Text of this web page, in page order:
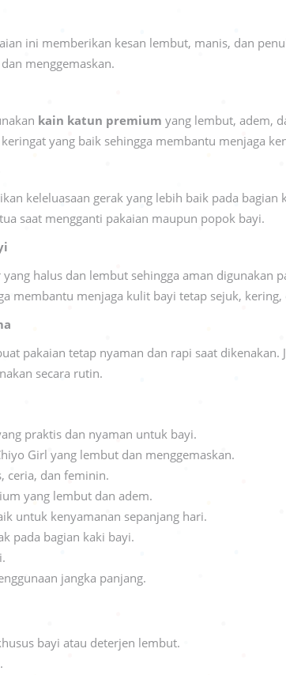
ini memberikan kesan lembut, manis, dan
menggemaskan.
kain katun premium yang lembut, adem,
yang baik sehingga membantu menjaga
keleluasaan gerak yang lebih baik pada
saat mengganti pakaian maupun popok bayi.
halus dan lembut sehingga aman digunakan
membantu menjaga kulit bayi tetap sejuk, kering,
pakaian tetap nyaman dan rapi saat
secara rutin.
praktis dan nyaman untuk bayi.
Girl yang lembut dan menggemaskan.
ceria, dan feminin.
yang lembut dan adem.
untuk kenyamanan sepanjang hari.
pada bagian kaki bayi.
jangka panjang.
bayi atau deterjen lembut.